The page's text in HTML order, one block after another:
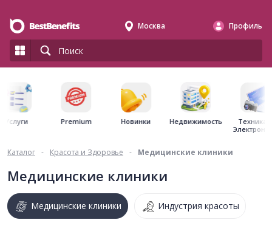
Москва Профиль
Услуги Premium Новинки Недвижимость
Техника
Каталог - Красота и Здоровье - Медицинские клиники
Медицинские клиники
Медицинские клиники Индустрия красоты